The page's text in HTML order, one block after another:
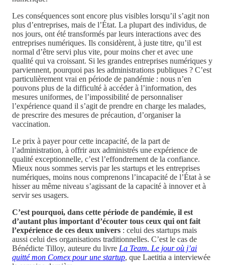
Les conséquences sont encore plus visibles lorsqu’il s’agit non
plus d’entreprises, mais de l’État. La plupart des individus, de
nos jours, ont été transformés par leurs interactions avec des
entreprises numériques. Ils considèrent, à juste titre, qu’il est
normal d’être servi plus vite, pour moins cher et avec une
qualité qui va croissant. Si les grandes entreprises numériques y
parviennent, pourquoi pas les administrations publiques ? C’est
particulièrement vrai en période de pandémie : nous n’en
pouvons plus de la difficulté à accéder à l’information, des
mesures uniformes, de l’impossibilité de personnaliser
l’expérience quand il s’agit de prendre en charge les malades,
de prescrire des mesures de précaution, d’organiser la
vaccination.
Le prix à payer pour cette incapacité, de la part de
l’administration, à offrir aux administrés une expérience de
qualité exceptionnelle, c’est l’effondrement de la confiance.
Mieux nous sommes servis par les startups et les entreprises
numériques, moins nous comprenons l’incapacité de l’État à se
hisser au même niveau s’agissant de la capacité à innover et à
servir ses usagers.
C’est pourquoi, dans cette période de pandémie, il est
d’autant plus important d’écouter tous ceux qui ont fait
l’expérience de ces deux univers : celui des startups mais
aussi celui des organisations traditionnelles. C’est le cas de
Bénédicte Tilloy, auteure du livre La Team. Le jour où j’ai
quitté mon Comex pour une startup, que Laetitia a interviewée